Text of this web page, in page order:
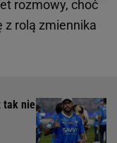
rozmowy, choć
z rolą zmiennika
tak nie